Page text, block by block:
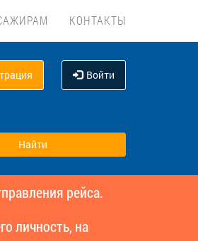
КОНТАКТЫ
Войти
рейса.
личность, на